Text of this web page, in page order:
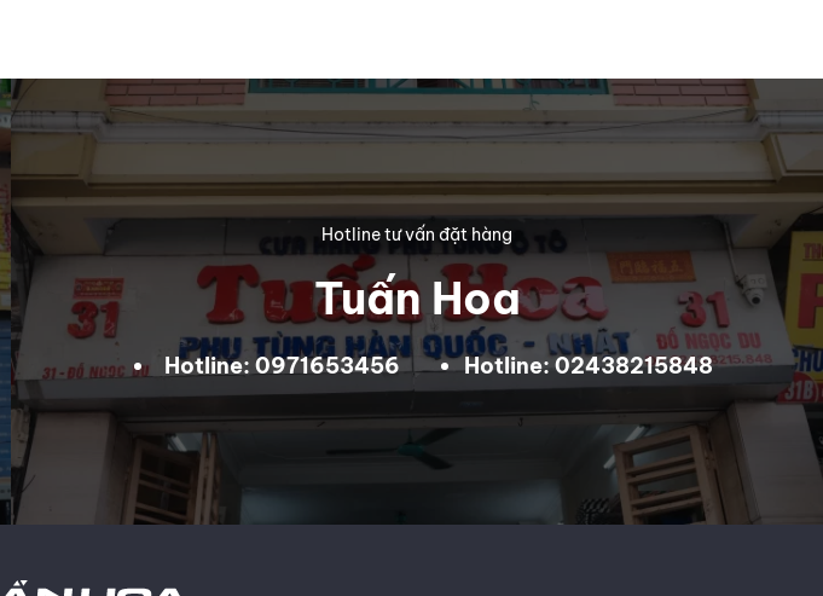
Hotline tư vấn đặt hàng
Tuấn Hoa
Hotline: 0971653456 Hotline: 02438215848